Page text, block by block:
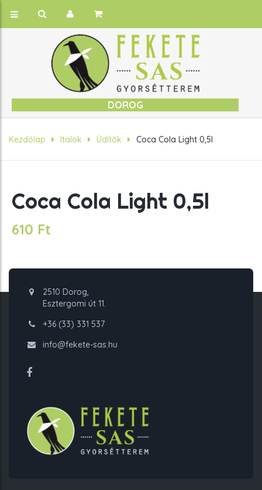
DOROG
Kezdőlap Italok Üdítők Coca Cola Light 0,5l
Coca Cola Light 0,5l
610 Ft
2510 Dorog,
Esztergomi út 11.
+36 (33) 331 537
info@fekete-sas.hu